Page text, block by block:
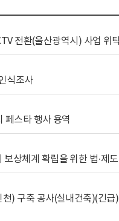
식조사
페스타 행사 용역
) 구축 공사(실내건축)(긴급)